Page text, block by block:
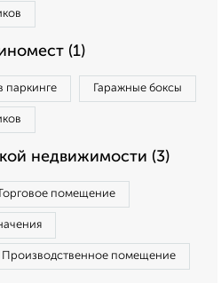
(1)
паркинге Гаражные боксы
недвижимости (3)
помещение
Производственное помещение